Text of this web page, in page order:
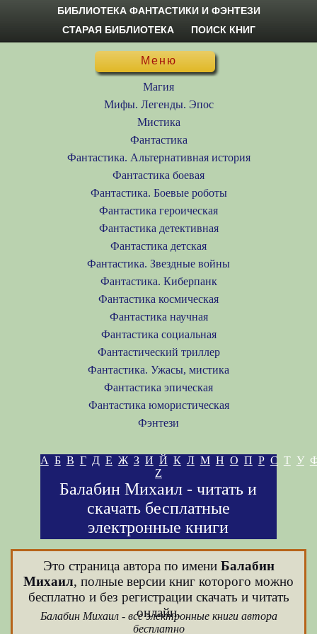
БИБЛИОТЕКА ФАНТАСТИКИ И ФЭНТЕЗИ
СТАРАЯ БИБЛИОТЕКА
ПОИСК КНИГ
Меню
Магия
Мифы. Легенды. Эпос
Мистика
Фантастика
Фантастика. Альтернативная история
Фантастика боевая
Фантастика. Боевые роботы
Фантастика героическая
Фантастика детективная
Фантастика детская
Фантастика. Звездные войны
Фантастика. Киберпанк
Фантастика космическая
Фантастика научная
Фантастика социальная
Фантастический триллер
Фантастика. Ужасы, мистика
Фантастика эпическая
Фантастика юмористическая
Фэнтези
А Б В Г Д Е Ж З И Й К Л М Н О П Р С Т У
Z
Балабин Михаил - читать и
скачать бесплатные
электронные книги
Это страница автора по имени Балабин
Михаил, полные версии книг которого можно
бесплатно и без регистрации скачать и читать
онлайн.
Балабин Михаил - все электронные книги автора
бесплатно